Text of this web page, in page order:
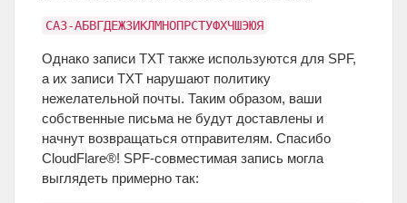
СА3-АБВГДЕЖЗИКЛМНОПРСТУФХЧШЭЮЯ
Однако записи TXT также используются для SPF,
а их записи TXT нарушают политику
нежелательной почты. Таким образом, ваши
собственные письма не будут доставлены и
начнут возвращаться отправителям. Спасибо
CloudFlare®! SPF-совместимая запись могла
выглядеть примерно так: